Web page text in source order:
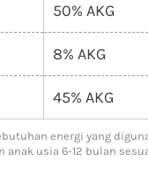
50% AKG
8% AKG
45% AKG
energi yang
anak usia 6-12 bulan